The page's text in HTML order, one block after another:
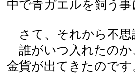
中で青ガエルを飼う
さて、それから不思
誰がいつ入れたのか
金貨が出てきたのです